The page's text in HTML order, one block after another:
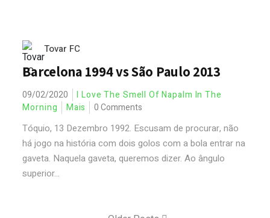
Tovar FC
Barcelona 1994 vs São Paulo 2013
09/02/2020
I Love The Smell Of Napalm In The
Morning
Mais 0 Comments
Tóquio, 13 Dezembro 1992. Escusam de procurar, não
há jogo na história com dois golos com a bola entrar na
gaveta. Naquela gaveta, queremos dizer. Ao ângulo
superior...